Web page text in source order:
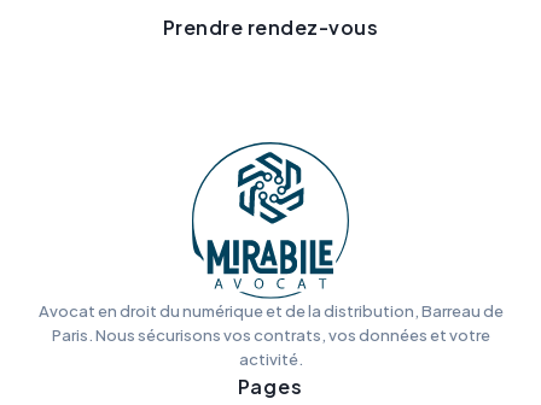
Prendre rendez-vous
Avocat en droit du numérique et de la distribution, Barreau de
Paris. Nous sécurisons vos contrats, vos données et votre
activité.
Pages